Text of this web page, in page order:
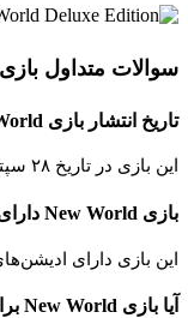
سوالات متداول بازی New World برای کامپیوتر
تاریخ انتشار بازی New World چه زمانی است؟
این بازی در تاریخ ۲۸ سپتامبر ۲۰۲۱ منتشر خواهد شد.
بازی New World دارای چه ادیشن‌هایی است؟
این بازی دارای
آیا بازی New World برای کامپیوتر منتشر شده است؟